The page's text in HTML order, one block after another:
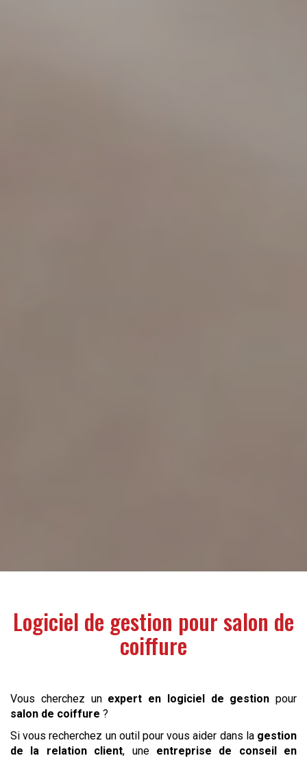
Logiciel de gestion poursalon de
coiffure
Vous cherchez unexpert en logiciel de gestion pour
salon de coiffure ?
Si vous recherchez un outil pour vous aider dans la gestion
de la relation client, une entreprise de conseil en